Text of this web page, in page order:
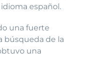
español.
una fuerte
búsqueda de la
una